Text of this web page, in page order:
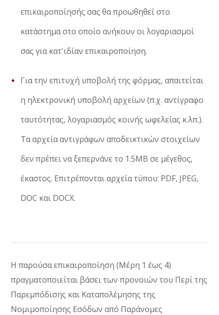
επικαιροποίησής σας θα προωθηθεί στο
κατάστημα στο οποίο ανήκουν οι λογαριασμοί
σας για κατ'ιδίαν επικαιροποίηση.
Για την επιτυχή υποβολή της φόρμας, απαιτείται
η ηλεκτρονική υποβολή αρχείων (π.χ. αντίγραφο
ταυτότητας, λογαριασμός κοινής ωφελείας κ.λπ.).
Τα αρχεία αντιγράφων αποδεικτικών στοιχείων
δεν πρέπει να ξεπερνάνε το 1.5ΜΒ σε μέγεθος,
έκαστος. Επιτρέπονται αρχεία τύπου: PDF, JPEG,
DOC και DOCX.
Η παρούσα επικαιροποίηση (Μέρη 1 έως 4)
πραγματοποιείται βάσει των προνοιών του Περί της
Παρεμπόδισης και Καταπολέμησης της
Νομιμοποίησης Εσόδων από Παράνομες